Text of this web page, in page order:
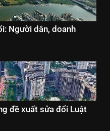
Người dân, doanh
đề xuất sửa đổi Luật